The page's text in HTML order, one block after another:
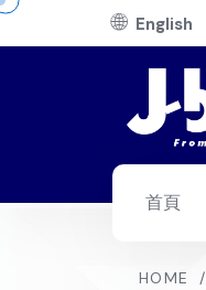
🌐 English
首頁
HOME /